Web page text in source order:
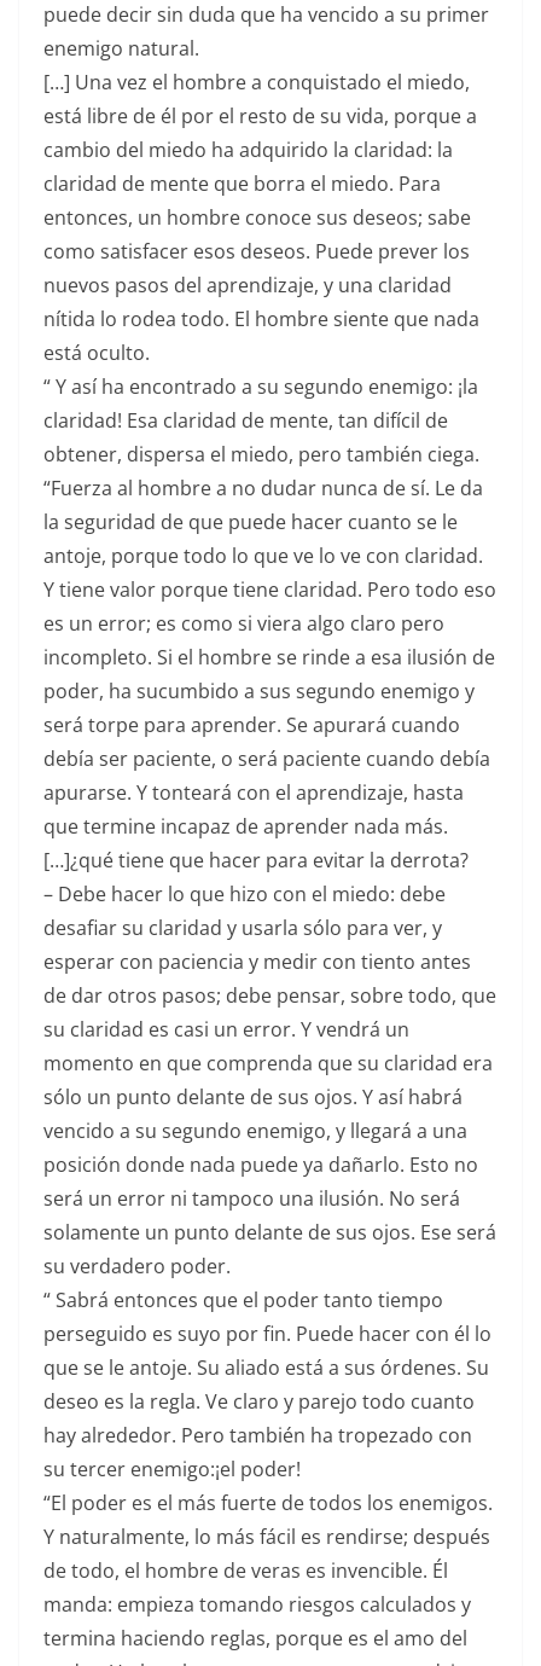
puede decir sin duda que ha vencido a su primer
enemigo natural.
[…] Una vez el hombre a conquistado el miedo,
está libre de él por el resto de su vida, porque a
cambio del miedo ha adquirido la claridad: la
claridad de mente que borra el miedo. Para
entonces, un hombre conoce sus deseos; sabe
como satisfacer esos deseos. Puede prever los
nuevos pasos del aprendizaje, y una claridad
nítida lo rodea todo. El hombre siente que nada
está oculto.
“ Y así ha encontrado a su segundo enemigo: ¡la
claridad! Esa claridad de mente, tan difícil de
obtener, dispersa el miedo, pero también ciega.
“Fuerza al hombre a no dudar nunca de sí. Le da
la seguridad de que puede hacer cuanto se le
antoje, porque todo lo que ve lo ve con claridad.
Y tiene valor porque tiene claridad. Pero todo eso
es un error; es como si viera algo claro pero
incompleto. Si el hombre se rinde a esa ilusión de
poder, ha sucumbido a sus segundo enemigo y
será torpe para aprender. Se apurará cuando
debía ser paciente, o será paciente cuando debía
apurarse. Y tonteará con el aprendizaje, hasta
que termine incapaz de aprender nada más.
[…]¿qué tiene que hacer para evitar la derrota?
– Debe hacer lo que hizo con el miedo: debe
desafiar su claridad y usarla sólo para ver, y
esperar con paciencia y medir con tiento antes
de dar otros pasos; debe pensar, sobre todo, que
su claridad es casi un error. Y vendrá un
momento en que comprenda que su claridad era
sólo un punto delante de sus ojos. Y así habrá
vencido a su segundo enemigo, y llegará a una
posición donde nada puede ya dañarlo. Esto no
será un error ni tampoco una ilusión. No será
solamente un punto delante de sus ojos. Ese será
su verdadero poder.
“ Sabrá entonces que el poder tanto tiempo
perseguido es suyo por fin. Puede hacer con él lo
que se le antoje. Su aliado está a sus órdenes. Su
deseo es la regla. Ve claro y parejo todo cuanto
hay alrededor. Pero también ha tropezado con
su tercer enemigo:¡el poder!
“El poder es el más fuerte de todos los enemigos.
Y naturalmente, lo más fácil es rendirse; después
de todo, el hombre de veras es invencible. Él
manda: empieza tomando riesgos calculados y
termina haciendo reglas, porque es el amo del